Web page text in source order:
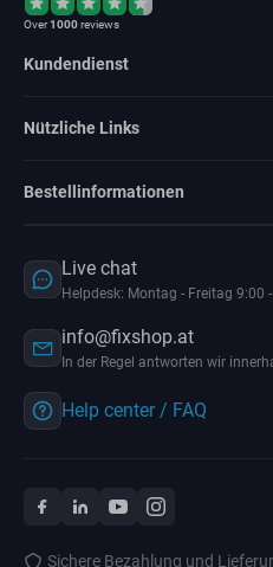
Over1000reviews
Kundendienst
Nützliche Links
Bestellinformationen
Live chat
Helpdesk: Montag - Freitag 9:00
info@fixshop.at
In der Regel antworten wir
Help center / FAQ
Sichere Bezahlung und